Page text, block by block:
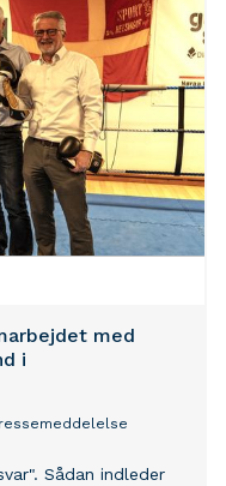
med
i
Sådan indleder